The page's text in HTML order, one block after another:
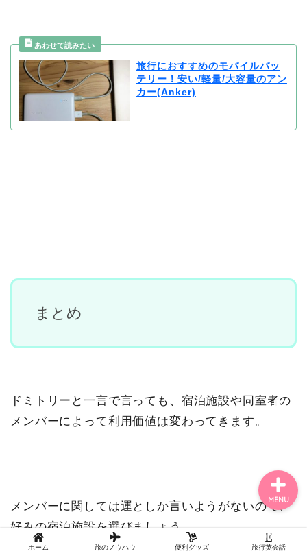
旅行におすすめのモバイルバッ
テリー！安い/軽量/大容量のアン
カー(Anker)
まとめ
ドミトリーと一言で言っても、宿泊施設や同室者の
メンバーによって利用価値は変わってきます。
メンバーに関しては運としか言いようがないので、
好みの宿泊施設を選びましょう。
ホーム 旅のノウハウ 便利グッズ 旅行英会話
MENU
アジア（Asia）
記事一覧